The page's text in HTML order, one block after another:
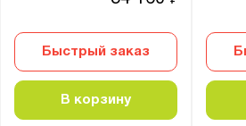
Быстрый заказ
В корзину
Фанера 30 мм + Оц. лист
Фанера 30 мм + Оц. лист
Фанера 30 мм +